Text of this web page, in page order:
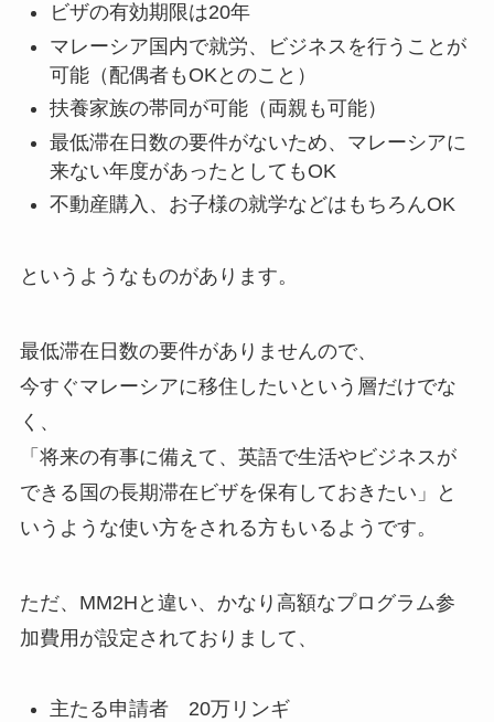
ビザの有効期限は20年
マレーシア国内で就労、ビジネスを行うことが
可能（配偶者もOKとのこと）
扶養家族の帯同が可能（両親も可能）
最低滞在日数の要件がないため、マレーシアに
来ない年度があったとしてもOK
不動産購入、お子様の就学などはもちろんOK
というようなものがあります。
最低滞在日数の要件がありませんので、
今すぐマレーシアに移住したいという層だけでな
く、
「将来の有事に備えて、英語で生活やビジネスが
できる国の長期滞在ビザを保有しておきたい」と
いうような使い方をされる方もいるようです。
ただ、MM2Hと違い、かなり高額なプログラム参
加費用が設定されておりまして、
主たる申請者 20万リンギ